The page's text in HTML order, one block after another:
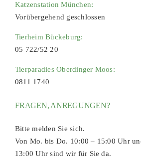
Katzenstation München:
Vorübergehend geschlossen
Tierheim Bückeburg:
05 722/52 20
Tierparadies Oberdinger Moos:
0811 1740
FRAGEN, ANREGUNGEN?
Bitte melden Sie sich.
Von Mo. bis Do. 10:00 – 15:00 Uhr
13:00 Uhr sind wir für Sie da.